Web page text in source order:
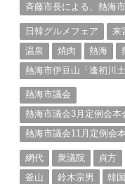
斉藤市長による、熱海
日韓グルメフェア
来
温泉
焼肉 熱海
熱海市伊豆山「逢初川
熱海市議会
熱海市議会3月定例会本
熱海市議会11月定例会
網代
衆議院 貞方
釜山
鈴木宗男 韓国